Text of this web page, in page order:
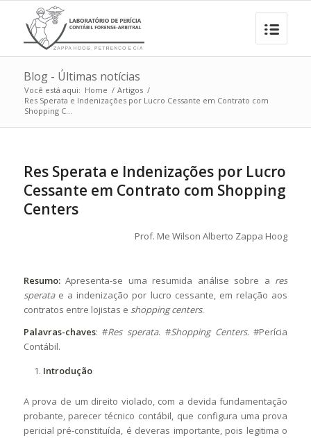
Blog - Últimas notícias
Você está aqui: Home / Artigos /
Res Sperata e Indenizações por Lucro Cessante em Contrato com
Shopping C...
Res Sperata e Indenizações por Lucro
Cessante em Contrato com Shopping
Centers
Prof. Me Wilson Alberto Zappa Hoog
Resumo:Apresenta-se uma resumida análise sobre a res
speratae a indenização por lucro cessante, em relação aos
contratos entre lojistas e shopping centers.
Palavras-chaves: #Res sperata. #Shopping Centers. #Perícia
Contábil.
Introdução
A prova de um direito violado, com a devida fundamentação
probante, parecer técnico contábil, que configura uma prova
pericial pré-constituída, é deveras importante, pois legitima o